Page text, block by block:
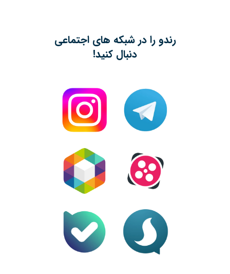
رندو را در شبکه های اجتماعی
دنبال کنید!